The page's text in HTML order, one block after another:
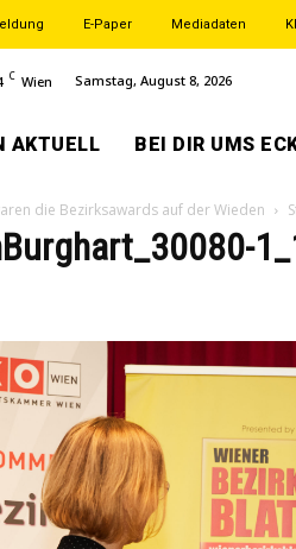
E-Paper Mediadaten
C Wien Samstag, August 8, 2026
AKTUELL BEI DIR UMS
die Bezirksawards auf der Wieden